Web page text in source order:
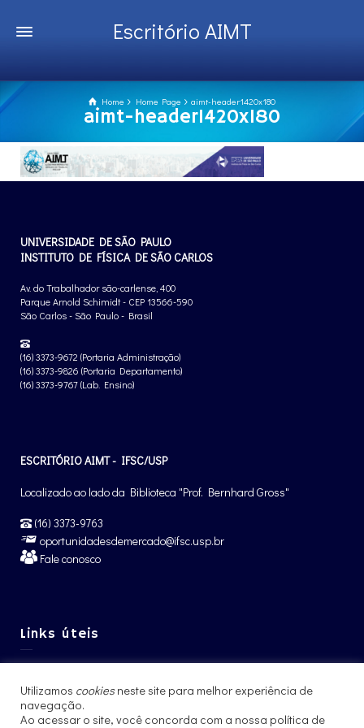
Escritório AIMT
Home Home Page aimt-header1420x180
aimt-header1420x180
UNIVERSIDADE DE SÃO PAULO
INSTITUTO DE FÍSICA DE SÃO CARLOS
Av. do Trabalhador são-carlense, 400
Parque Arnold Schimidt - CEP 13566-590
São Carlos - São Paulo - Brasil
(16) 3373-9672 (Portaria Administração)
(16) 3373-9826 (Portaria Departamento)
(16) 3373-9767 (Lab. Ensino)
ESCRITÓRIO AIMT - IFSC/USP
Localizado ao lado da Biblioteca "Prof. Bernhard Gross"
(16) 3373-9763
oportunidadesdemercado@ifsc.usp.br
Fale conosco
Links úteis
Pós-Graduação IFSC
Intercâmbio – CCNInt
Utilizamos cookiesneste site para melhor experiência de
navegação.
Ao acessar o site, você concorda com a nossa política de